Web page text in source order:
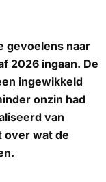
gevoelens naar
2026 ingaan. De
ingewikkeld
onzin had
van
over wat de